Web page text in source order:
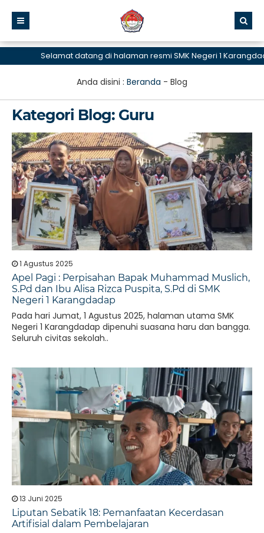
Selamat datang di halaman resmi SMK Negeri 1
Anda disini : Beranda - Blog
Kategori Blog: Guru
1 Agustus 2025
Apel Pagi : Perpisahan Bapak Muhammad Muslich,
S.Pd dan Ibu Alisa Rizca Puspita, S.Pd di SMK
Negeri 1 Karangdadap
Pada hari Jumat, 1 Agustus 2025, halaman utama SMK
Negeri 1 Karangdadap dipenuhi suasana haru dan bangga.
Seluruh civitas sekolah..
13 Juni 2025
Liputan Sebatik 18: Pemanfaatan Kecerdasan
Artifisial dalam Pembelajaran